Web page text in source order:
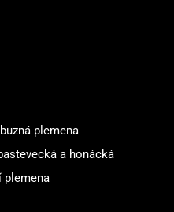
plemena
a honácká
plemena